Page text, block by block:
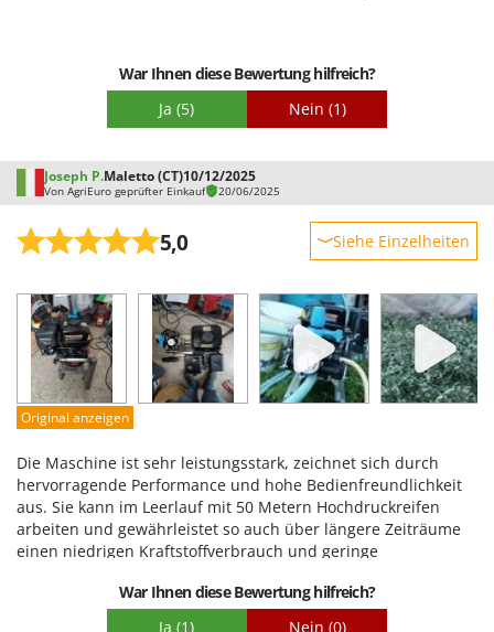
War Ihnen diese Bewertung hilfreich?
Ja (5) Nein (1)
Joseph P.Maletto (CT)10/12/2025
Von AgriEuro geprüfter Einkauf 20/06/2025
5,0 Siehe Einzelheiten
Leistung
Benutzerfreundlichkeit
Qualität / Preis
Schwierigkeitsgrad Zusammenbau
Original anzeigen
Die Maschine ist sehr leistungsstark, zeichnet sich durch
hervorragende Performance und hohe Bedienfreundlichkeit
aus. Sie kann im Leerlauf mit 50 Metern Hochdruckreifen
arbeiten und gewährleistet so auch über längere Zeiträume
einen niedrigen Kraftstoffverbrauch und geringe
War Ihnen diese Bewertung hilfreich?
Ja (1) Nein (0)